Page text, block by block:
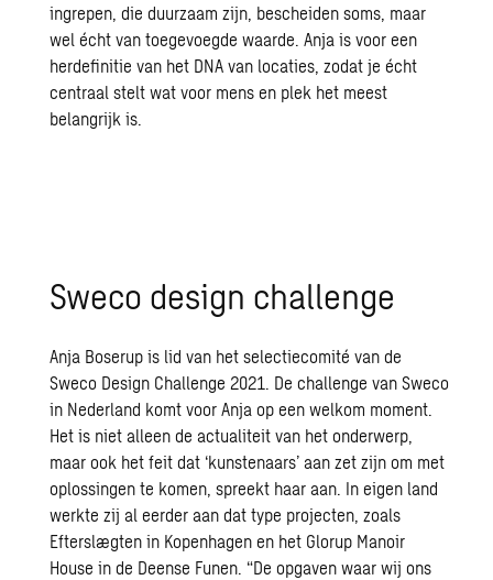
ingrepen, die duurzaam zijn, bescheiden soms, maar
wel écht van toegevoegde waarde. Anja is voor een
herdefinitie van het DNA van locaties, zodat je écht
centraal stelt wat voor mens en plek het meest
belangrijk is.
Sweco design challenge
Anja Boserup is lid van het selectiecomité van de
Sweco Design Challenge 2021. De challenge van Sweco
in Nederland komt voor Anja op een welkom moment.
Het is niet alleen de actualiteit van het onderwerp,
maar ook het feit dat ‘kunstenaars’ aan zet zijn om met
oplossingen te komen, spreekt haar aan. In eigen land
werkte zij al eerder aan dat type projecten, zoals
Efterslægten in Kopenhagen en het Glorup Manoir
House in de Deense Funen. “De opgaven waar wij ons